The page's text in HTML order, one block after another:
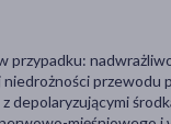
przypadku:
depolaryzującymi